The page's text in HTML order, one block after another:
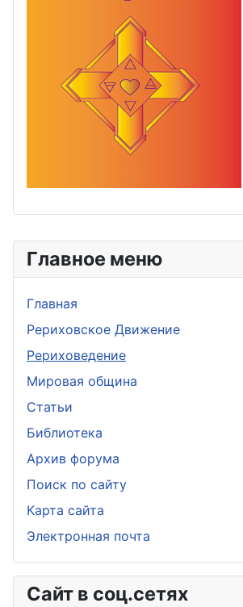
Главное меню
Главная
Рериховское Движение
Рериховедение
Мировая община
Статьи
Библиотека
Архив форума
Поиск по сайту
Карта сайта
Электронная почта
Сайт в соц.сетях